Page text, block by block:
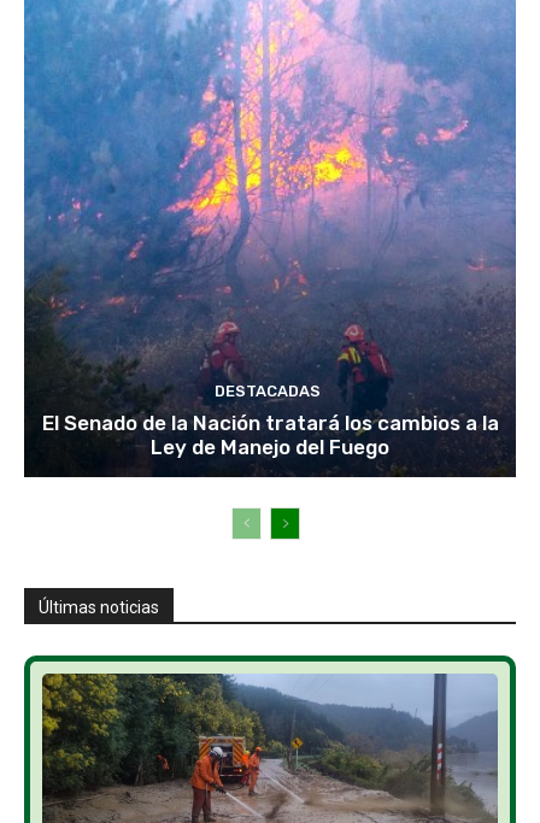
DESTACADAS
El Senado de la Nación tratará los cambios a la
Ley de Manejo del Fuego
Últimas noticias